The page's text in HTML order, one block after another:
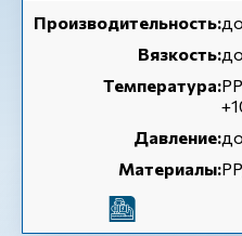
Производительность:
Вязкость:
Температура:
Давление:
Материалы: